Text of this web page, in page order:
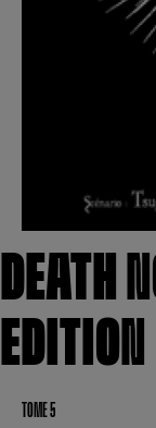
DEATH
EDITION
TOME 5
Hunter x